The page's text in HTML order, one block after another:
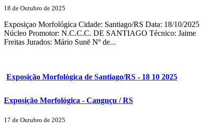
18 de Outubro de 2025
Exposiçao Morfológica Cidade: Santiago/RS Data: 18/10/2025
Núcleo Promotor: N.C.C.C. DE SANTIAGO Técnico: Jaime
Freitas Jurados: Mário Sunē Nº de...
Exposição Morfológica de Santiago/RS - 18 10 2025
Exposição Morfológica - Canguçu / RS
17 de Outubro de 2025